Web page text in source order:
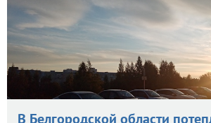
В Белгородской области